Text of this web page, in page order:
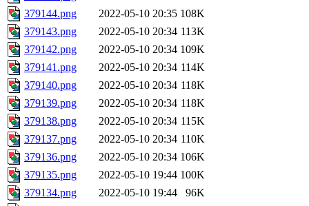
379144.png
2022-05-10 20:35 108K
379143.png
2022-05-10 20:34 113K
379142.png
2022-05-10 20:34 109K
379141.png
2022-05-10 20:34 114K
379140.png
2022-05-10 20:34 118K
379139.png
2022-05-10 20:34 118K
379138.png
2022-05-10 20:34 115K
379137.png
2022-05-10 20:34 110K
379136.png
2022-05-10 20:34 106K
379135.png
2022-05-10 19:44 100K
379134.png
2022-05-10 19:44
96K